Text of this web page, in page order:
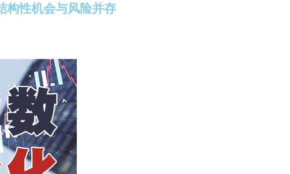
构性机会与风险并存